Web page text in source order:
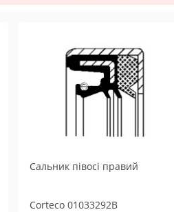
Сальник півосі правий
Corteco01033292B